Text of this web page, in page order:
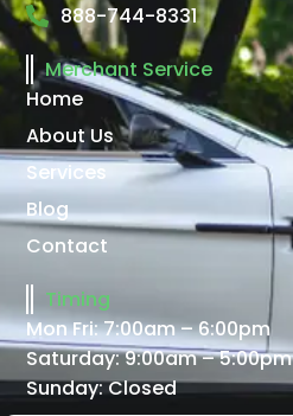
888-744-8331
Merchant Service
Home
About Us
Services
Blog
Contact
Timing
Mon Fri: 7:00am – 6:00pm
Saturday: 9:00am – 5:00pm
Sunday: Closed